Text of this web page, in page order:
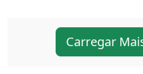
Carregar